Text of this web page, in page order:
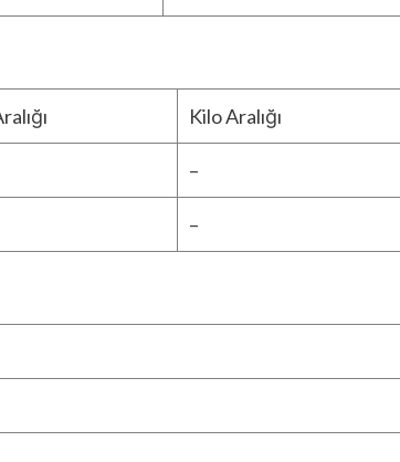
Kilo Aralığı
–
–